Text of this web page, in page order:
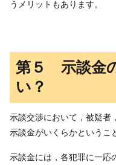
うメリットもあります。
第５ 示談金
い？
示談交渉において，被疑者
示談金がいくらかというこ
示談金には，各犯罪に一応